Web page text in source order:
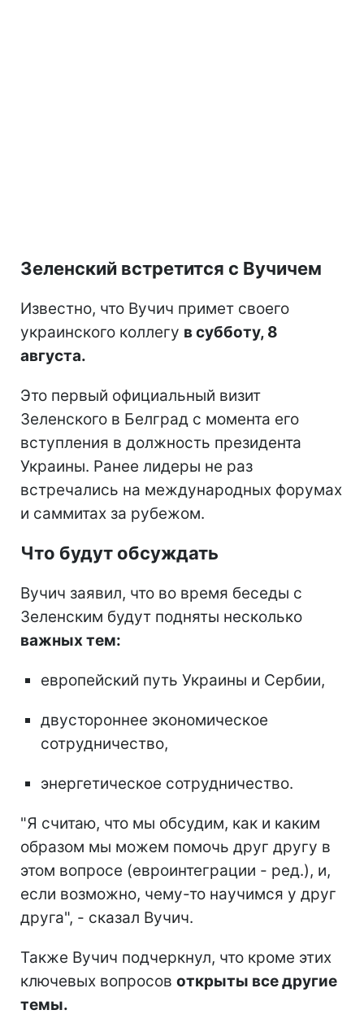
Зеленский встретится с Вучичем
Известно, что Вучич примет своего
украинского коллегу в субботу, 8
августа.
Это первый официальный визит
Зеленского в Белград с момента его
вступления в должность президента
Украины. Ранее лидеры не раз
встречались на международных форумах
и саммитах за рубежом.
Что будут обсуждать
Вучич заявил, что во время беседы с
Зеленским будут подняты несколько
важных тем:
европейский путь Украины и Сербии,
двустороннее экономическое
сотрудничество,
энергетическое сотрудничество.
"Я считаю, что мы обсудим, как и каким
образом мы можем помочь друг другу в
этом вопросе (евроинтеграции - ред.), и,
если возможно, чему-то научимся у друг
друга", - сказал Вучич.
Также Вучич подчеркнул, что кроме этих
ключевых вопросов открыты все другие
темы.